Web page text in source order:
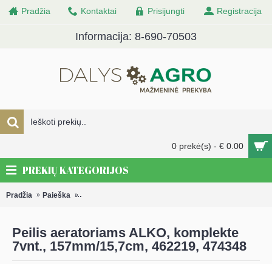
Pradžia Kontaktai Prisijungti Registracija
Informacija: 8-690-70503
0 prekė(s) - € 0.00
PREKIŲ KATEGORIJOS
Pradžia Paieška Peilis aeratoriams ALKO, komplekte 7vnt., 157mm/
Peilis aeratoriams ALKO, komplekte
7vnt., 157mm/15,7cm, 462219, 474348